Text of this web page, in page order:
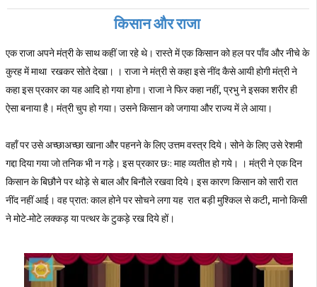
किसान और राजा
एक राजा अपने मंत्री के साथ कहीं जा रहे थे। रास्ते में एक किसान को हल पर पाँव और नीचे के
कुरह में माथा रखकर सोते देखा। । राजा ने मंत्री से कहा इसे नींद कैसे आयी होगी मंत्री ने
कहा इस प्रकार का यह आदि हो गया होगा। राजा ने फिर कहा नहीं, प्रभु ने इसका शरीर ही
ऐसा बनाया है। मंत्री चुप हो गया। उसने किसान को जगाया और राज्य में ले आया।
वहाँ पर उसे अच्छाअच्छा खाना और पहनने के लिए उत्तम वस्त्र दिये। सोने के लिए उसे रेशमी
गद्दा दिया गया जो तनिक भी न गड़े। इस प्रकार छः: माह व्यतीत हो गये। । मंत्री ने एक दिन
किसान के बिछौने पर थोड़े से बाल और बिनौले रखवा दिये। इस कारण किसान को सारी रात
नींद नहीं आई। वह प्रात: काल होने पर सोचने लगा यह रात बड़ी मुश्किल से कटी, मानो किसी
ने मोटे-मोटे लक्कड़ या पत्थर के टुकड़े रख दिये हों।